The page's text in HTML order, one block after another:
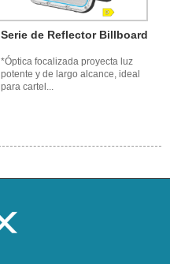
Serie de Reflector Billboard
*Óptica focalizada proyecta luz
potente y de largo alcance, ideal
para cartel...